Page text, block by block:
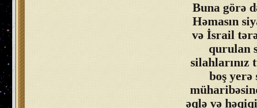
Buna görə
Həmasın
və İsrail
qurulan
silahlarınız
boş yerə
əqlə və